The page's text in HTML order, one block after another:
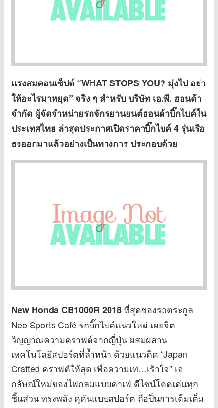
แรงสมคอนเซ็ปต์ “WHAT STOPS YOU? มุ่งไป อย่า
ให้อะไรมาหยุด” จริง ๆ สำหรับ บริษัท เอ.พี. ฮอนด้า
จำกัด ผู้จัดจำหน่ายรถจักรยานยนต์ฮอนด้าบิ๊กไบค์ใน
ประเทศไทย ล่าสุดประกาศเปิดราคาบิ๊กไบค์ 4 รุ่นเรือ
ธงออกมาแล้วอย่างเป็นทางการ ประกอบด้วย
New Honda CB1000R 2018ที่สุดของรถตระกูล
Neo Sports Café รถบิ๊กไบค์แนวใหม่ เผยจิต
วิญญาณความคราฟต์จากญี่ปุ่น ผสมผสาน
เทคโนโลยีสปอร์ตที่ล้ำหน้า ด้วยแนวคิด “Japan
Crafted คราฟต์ให้สุด เพื่อความเท่…เร้าใจ” เอ
กลัษณ์ใหม่ของไฟกลมแบบคาเฟ่ ดีไซน์โดดเด่นทุก
ชิ้นส่วน ทรงพลัง ดุดันแบบสปอร์ต ถือป็นการเติมเต็ม